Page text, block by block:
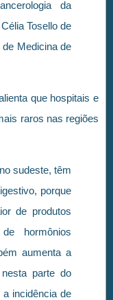
da
Tosello de
Medicina de
que hospitais e
raros nas regiões
sudeste, têm
porque
de produtos
hormônios
aumenta a
parte do
incidência de